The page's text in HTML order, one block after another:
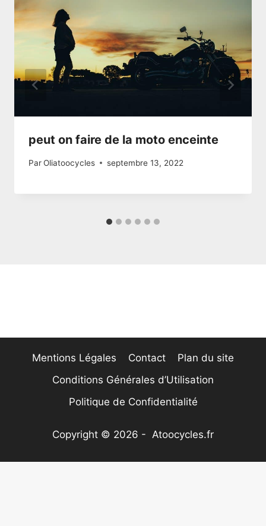
peut on faire de la moto enceinte
ParOliatoocycles septembre 13, 2022
Mentions Légales Contact
Plan du site
Conditions Générales d’Utilisation
Politique de Confidentialité
Copyright © 2026 - Atoocycles.fr